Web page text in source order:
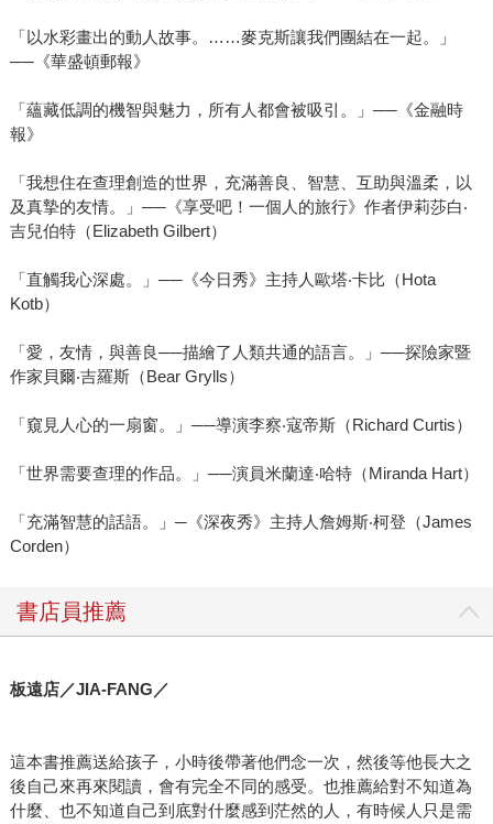
「以水彩畫出的動人故事。……麥克斯讓我們團結在一起。」
──《華盛頓郵報》
「蘊藏低調的機智與魅力，所有人都會被吸引。」──《金融時
報》
「我想住在查理創造的世界，充滿善良、智慧、互助與溫柔，以
及真摯的友情。」──《享受吧！一個人的旅行》作者伊莉莎白‧
吉兒伯特（Elizabeth Gilbert）
「直觸我心深處。」──《今日秀》主持人歐塔‧卡比（Hota
Kotb）
「愛，友情，與善良──描繪了人類共通的語言。」──探險家暨
作家貝爾‧吉羅斯（Bear Grylls）
「窺見人心的一扇窗。」──導演李察‧寇帝斯（Richard Curtis）
「世界需要查理的作品。」──演員米蘭達‧哈特（Miranda Hart）
「充滿智慧的話語。」─《深夜秀》主持人詹姆斯‧柯登（James
Corden）
書店員推薦
板遠店／JIA-FANG／
這本書推薦送給孩子，小時後帶著他們念一次，然後等他長大之
後自己來再來閱讀，會有完全不同的感受。也推薦給對不知道為
什麼、也不知道自己到底對什麼感到茫然的人，有時候人只是需